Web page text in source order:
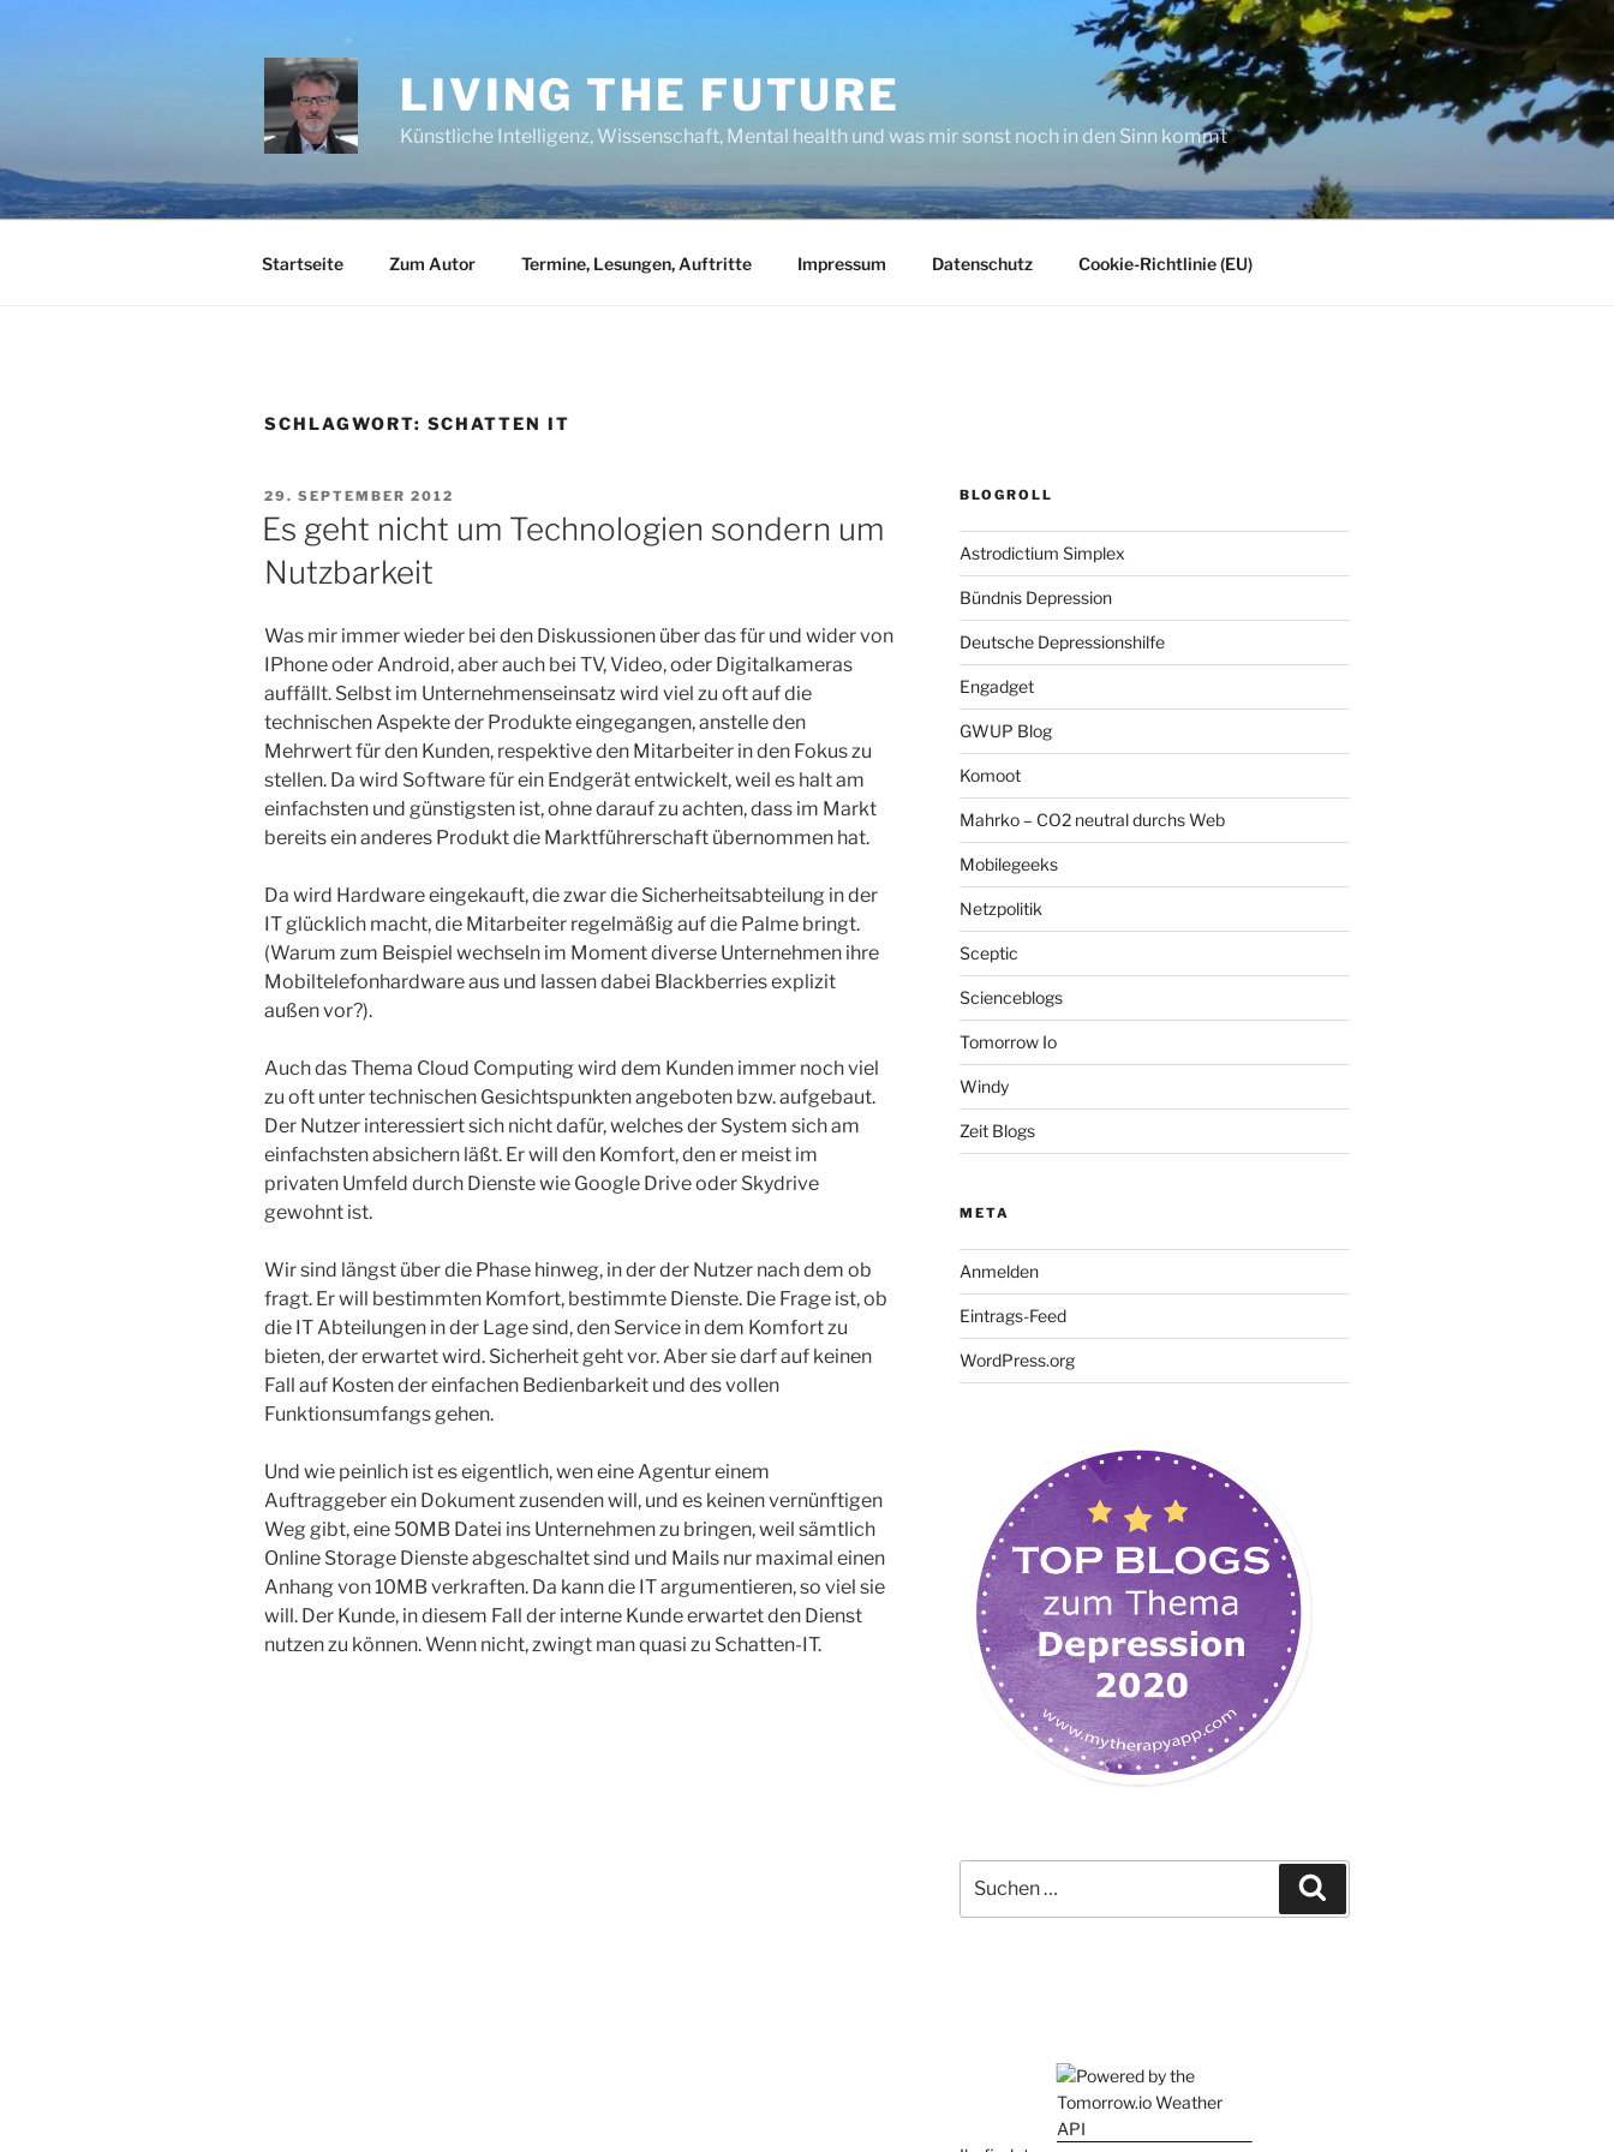
LIVING THE FUTURE
Künstliche Intelligenz, Wissenschaft, Mental health und was mir sonst noch in den Sinn kommt
Startseite Zum Autor Termine, Lesungen, Auftritte Impressum Datenschutz Cookie-Richtlinie (EU)
SCHLAGWORT: SCHATTEN IT
VERÖFFENTLICHT
AM
29. SEPTEMBER 2012
Es geht nicht um Technologien sondern um
Nutzbarkeit
Was mir immer wieder bei den Diskussionen über das für und wider von
IPhone oder Android, aber auch bei TV, Video, oder Digitalkameras
auffällt. Selbst im Unternehmenseinsatz wird viel zu oft auf die
technischen Aspekte der Produkte eingegangen, anstelle den
Mehrwert für den Kunden, respektive den Mitarbeiter in den Fokus zu
stellen. Da wird Software für ein Endgerät entwickelt, weil es halt am
einfachsten und günstigsten ist, ohne darauf zu achten, dass im Markt
bereits ein anderes Produkt die Marktführerschaft übernommen hat.
Da wird Hardware eingekauft, die zwar die Sicherheitsabteilung in der
IT glücklich macht, die Mitarbeiter regelmäßig auf die Palme bringt.
(Warum zum Beispiel wechseln im Moment diverse Unternehmen ihre
Mobiltelefonhardware aus und lassen dabei Blackberries explizit
außen vor?).
Auch das Thema Cloud Computing wird dem Kunden immer noch viel
zu oft unter technischen Gesichtspunkten angeboten bzw. aufgebaut.
Der Nutzer interessiert sich nicht dafür, welches der System sich am
einfachsten absichern läßt. Er will den Komfort, den er meist im
privaten Umfeld durch Dienste wie Google Drive oder Skydrive
gewohnt ist.
Wir sind längst über die Phase hinweg, in der der Nutzer nach dem ob
fragt. Er will bestimmten Komfort, bestimmte Dienste. Die Frage ist, ob
die IT Abteilungen in der Lage sind, den Service in dem Komfort zu
bieten, der erwartet wird. Sicherheit geht vor. Aber sie darf auf keinen
Fall auf Kosten der einfachen Bedienbarkeit und des vollen
Funktionsumfangs gehen.
Und wie peinlich ist es eigentlich, wen eine Agentur einem
Auftraggeber ein Dokument zusenden will, und es keinen vernünftigen
Weg gibt, eine 50MB Datei ins Unternehmen zu bringen, weil sämtlich
Online Storage Dienste abgeschaltet sind und Mails nur maximal einen
Anhang von 10MB verkraften. Da kann die IT argumentieren, so viel sie
will. Der Kunde, in diesem Fall der interne Kunde erwartet den Dienst
nutzen zu können. Wenn nicht, zwingt man quasi zu Schatten-IT.
BLOGROLL
Astrodictium Simplex
Bündnis Depression
Deutsche Depressionshilfe
Engadget
GWUP Blog
Komoot
Mahrko – CO2 neutral durchs Web
Mobilegeeks
Netzpolitik
Sceptic
Scienceblogs
Tomorrow Io
Windy
Zeit Blogs
META
Anmelden
Eintrags-Feed
WordPress.org
nach: